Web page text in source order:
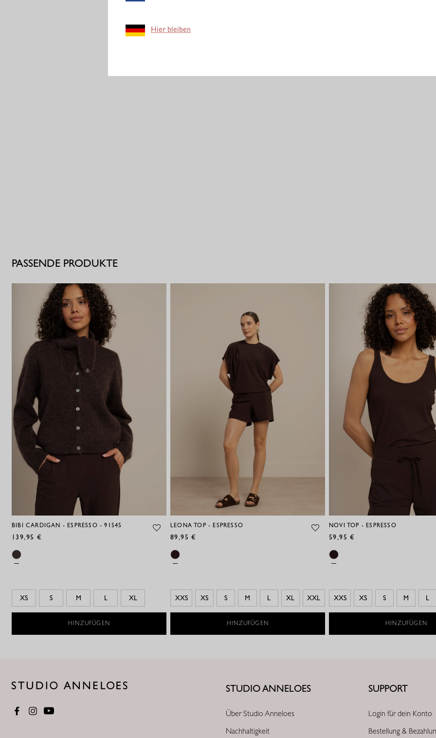
PASSENDE PRODUKTE
BIBI CARDIGAN - ESPRESSO - 91545
139,95 €
XS S M L XL
HINZUFÜGEN
LEONA TOP - ESPRESSO
89,95 €
XXS XS S M L XL XXL
HINZUFÜGEN
NOVI TOP - ESPRESSO
59,95 €
XXS XS S M L
HINZUFÜGEN
STUDIO ANNELOES
Über Studio Anneloes
Nachhaltigkeit
SUPPORT
Login für dein Konto
Bestellung &
Hier bleiben